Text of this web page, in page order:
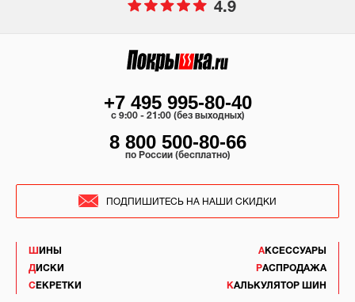
4.9
ШИНЫ
ДИСКИ
СЕКРЕТКИ
АКСЕССУАРЫ
РАСПРОДАЖА
КАЛЬКУЛЯТОР ШИН
+7 495 995-80-40
c 9:00 - 21:00 (без выходных)
8 800 500-80-66
по России (бесплатно)
ПОДПИШИТЕСЬ НА НАШИ СКИДКИ